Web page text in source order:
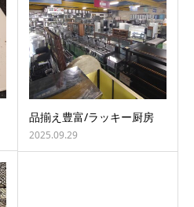
品揃え豊富/ラッキー厨房
2025.09.29